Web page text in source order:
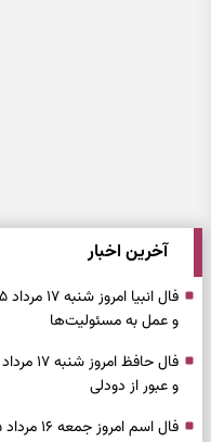
آخرین اخبار
و عمل به مسئولیت‌ها
و عبور از دودلی